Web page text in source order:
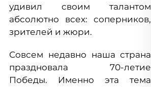
удивил своим талантом
абсолютно всех: соперников,
зрителей и жюри.
Совсем недавно наша страна
праздновала 70-летие
Победы. Именно эта тема